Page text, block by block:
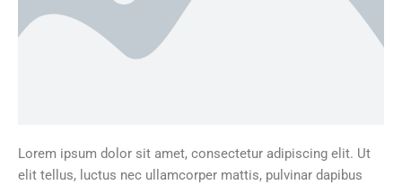
Lorem ipsum dolor sit amet, consectetur adipiscing elit. Ut
elit tellus, luctus nec ullamcorper mattis, pulvinar dapibus